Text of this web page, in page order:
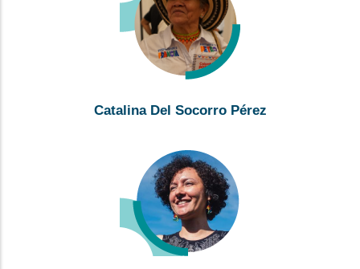
Catalina Del Socorro Pérez